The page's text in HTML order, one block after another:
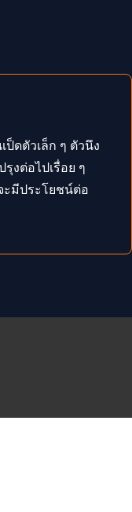
ป็ดตัวเล็ก ๆ ตัวนึง
งต่อไปเรื่อย ๆ
ะมีประโยชน์ต่อ